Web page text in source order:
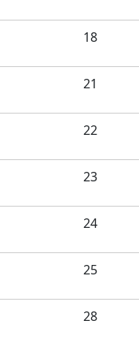
18
21
22
23
24
25
28